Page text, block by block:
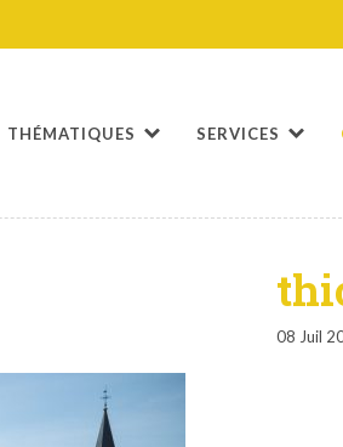
THÉMATIQUES SERVICES
08 Juil